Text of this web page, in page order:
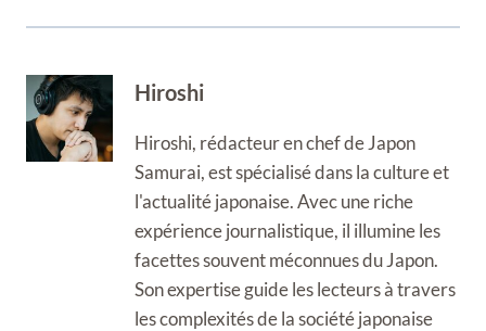
Hiroshi
Hiroshi, rédacteur en chef de Japon
Samurai, est spécialisé dans la culture et
l'actualité japonaise. Avec une riche
expérience journalistique, il illumine les
facettes souvent méconnues du Japon.
Son expertise guide les lecteurs à travers
les complexités de la société japonaise